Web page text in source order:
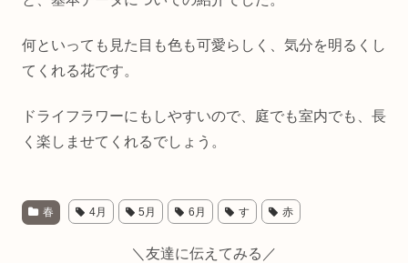
何といっても見た目も色も可愛らしく、気分を明るくし
てくれる花です。
ドライフラワーにもしやすいので、庭でも室内でも、長
く楽しませてくれるでしょう。
春 4月 5月 6月 す 赤
＼友達に伝えてみる／